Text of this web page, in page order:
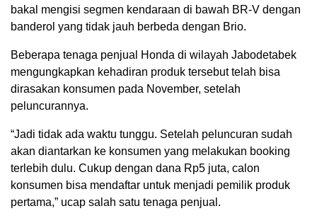
00:00
bakal mengisi segmen kendaraan di bawah BR-V dengan
banderol yang tidak jauh berbeda dengan Brio.
Beberapa tenaga penjual Honda di wilayah Jabodetabek
mengungkapkan kehadiran produk tersebut telah bisa
dirasakan konsumen pada November, setelah
peluncurannya.
“Jadi tidak ada waktu tunggu. Setelah peluncuran sudah
akan diantarkan ke konsumen yang melakukan booking
terlebih dulu. Cukup dengan dana Rp5 juta, calon
konsumen bisa mendaftar untuk menjadi pemilik produk
pertama,” ucap salah satu tenaga penjual.